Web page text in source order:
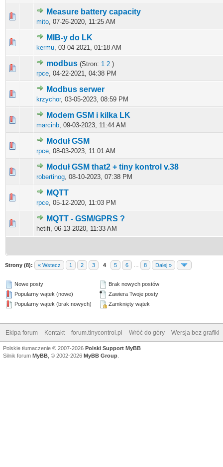
Measure battery capacity
mito, 07-26-2020, 11:25 AM
0 głosów - średnia ocena: 0 na 5 gwiazdek
12345
MIB-y do LK
kermu, 03-04-2021, 01:18 AM
0 głosów - średnia ocena: 0 na 5 gwiazdek
modbus (Stron: 1 2 )
rpce, 04-22-2021, 04:38 PM
0 głosów - średnia ocena: 0 na 5 gwiazdek
1 2
Modbus serwer
krzychor, 03-05-2023, 08:59 PM
0 głosów - średnia ocena: 0 na 5 gwiazdek
Modem GSM i kilka LK
marcinb, 09-03-2023, 11:44 AM
0 głosów - średnia ocena: 0 na 5 gwiazdek
123 45
Moduł GSM
rpce, 08-03-2023, 11:01 AM
0 głosów - średnia ocena: 0 na 5 gwiazdek
Moduł GSM that2 + tiny kontrol v.38
robertinog, 08-10-2023, 07:38 PM
0 głosów - średnia ocena: 0 na 5 gwiazdek
12 3 45
MQTT
rpce, 05-12-2020, 11:03 PM
0 głosów - średnia ocena: 0 na 5 gwiazdek
MQTT - GSM/GPRS ?
hetifi, 06-13-2020, 11:33 AM
0 głosów - średnia ocena: 0 na 5 gwiazdek
1 23 45
Strony (8): « Wstecz 1 2 3 4 5 6 8 Dalej »
Nowe posty
Popularny wątek (nowe)
Popularny wątek (brak nowych)
Brak nowych postów
Zawiera Twoje posty
Zamknięty wątek
Ekipa forum Kontakt forum.tinycontrol.pl Wróć do góry Wersja bez grafiki
Polskie tłumaczenie © 2007-2026 Polski Support MyBB
Silnik forum MyBB , © 2002-2026 MyBB Group